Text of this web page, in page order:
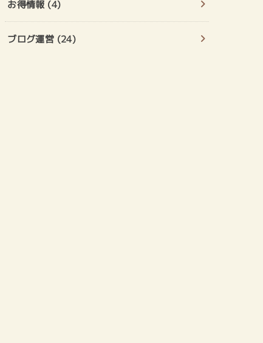
お得情報 (4)
ブログ運営 (24)